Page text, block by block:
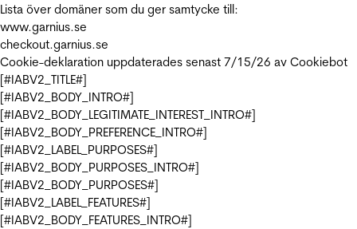
Lista över domäner som du ger samtycke till:
www.garnius.se
checkout.garnius.se
Cookie-deklaration uppdaterades senast 7/15/26 av Cookiebot
[#IABV2_TITLE#]
[#IABV2_BODY_INTRO#]
[#IABV2_BODY_LEGITIMATE_INTEREST_INTRO#]
[#IABV2_BODY_PREFERENCE_INTRO#]
[#IABV2_LABEL_PURPOSES#]
[#IABV2_BODY_PURPOSES_INTRO#]
[#IABV2_BODY_PURPOSES#]
[#IABV2_LABEL_FEATURES#]
[#IABV2_BODY_FEATURES_INTRO#]